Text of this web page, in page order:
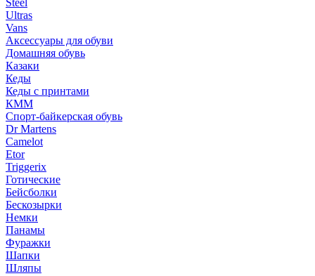
Steel
Ultras
Vans
Аксессуары для обуви
Домашняя обувь
Казаки
Кеды
Кеды с принтами
КММ
Спорт-байкерская обувь
Dr Martens
Camelot
Etor
Triggerix
Готические
Бейсболки
Бескозырки
Немки
Панамы
Фуражки
Шапки
Шляпы